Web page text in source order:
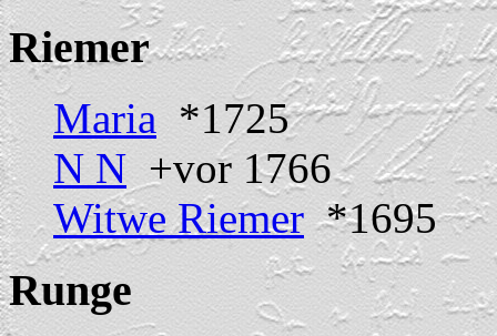
Riemer
Maria*1725
N N +vor 1766
Witwe Riemer *1695
Runge